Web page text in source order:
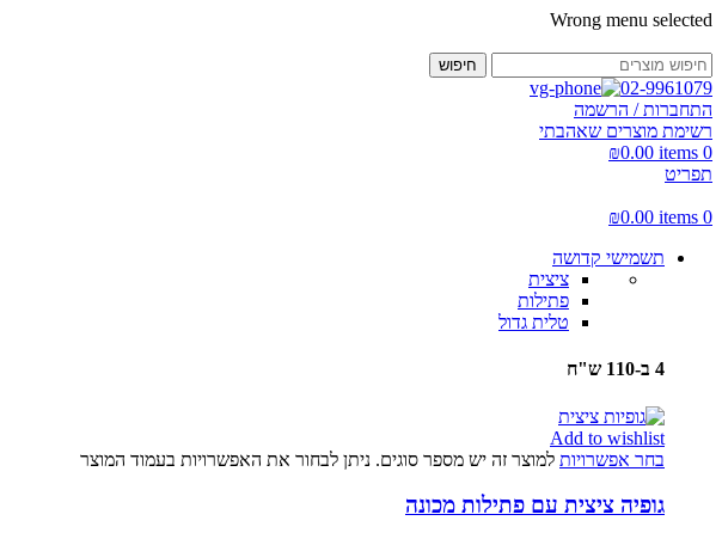
Wrong menu selected
חיפוש
02-9961079
התחברות / הרשמה
רשימת מוצרים שאהבתי
0
items
₪0.00
תפריט
0
items
₪0.00
תשמישי קדושה
ציצית
פתילות
טלית גדול
4 ב-110 ש"ח
Add to wishlist
בחר אפשרויות למוצר זה יש מספר סוגים. ניתן לבחור את האפשרויות בעמוד המוצר
גופיה ציצית עם פתילות מכונה